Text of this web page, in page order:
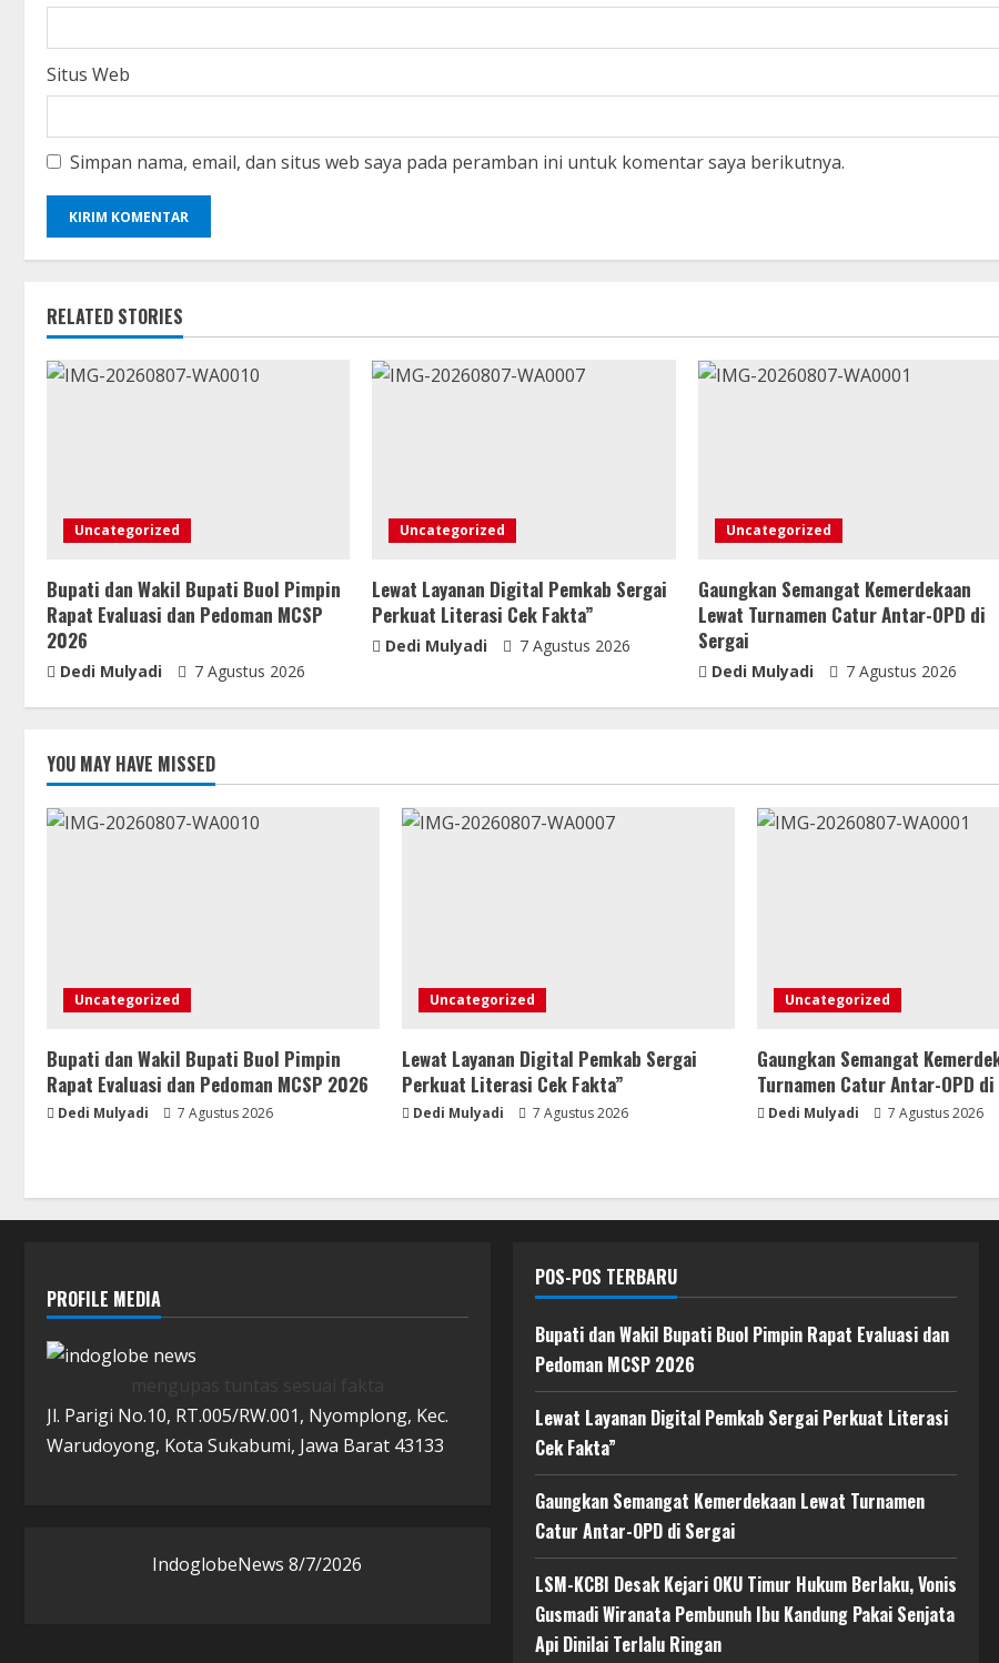
Situs Web
Simpan nama, email, dan situs web saya pada peramban ini untuk komentar saya berikutnya.
RELATED STORIES
Uncategorized
Bupati dan Wakil Bupati Buol Pimpin
Rapat Evaluasi dan Pedoman MCSP
2026
Dedi Mulyadi 7 Agustus 2026
Uncategorized
Lewat Layanan Digital Pemkab Sergai
Perkuat Literasi Cek Fakta”
Dedi Mulyadi 7 Agustus 2026
Uncategorized
Gaungkan Semangat Kemerdekaan
Lewat Turnamen Catur Antar-OPD di
Sergai
Dedi Mulyadi 7 Agustus 2026
YOU MAY HAVE MISSED
Uncategorized
Bupati dan Wakil Bupati Buol Pimpin
Rapat Evaluasi dan Pedoman MCSP 2026
Dedi Mulyadi 7 Agustus 2026
Uncategorized
Lewat Layanan Digital Pemkab Sergai
Perkuat Literasi Cek Fakta”
Dedi Mulyadi 7 Agustus 2026
Uncategorized
Gaungkan Semangat
Turnamen Catur Antar-OPD
Dedi Mulyadi 7 Agustus 2026
PROFILE MEDIA
Jl. Parigi No.10, RT.005/RW.001, Nyomplong, Kec.
Warudoyong, Kota Sukabumi, Jawa Barat 43133
IndoglobeNews8/7/2026
POS-POS TERBARU
Bupati dan Wakil Bupati Buol Pimpin Rapat Evaluasi dan
Pedoman MCSP 2026
Lewat Layanan Digital Pemkab Sergai Perkuat Literasi
Cek Fakta”
Gaungkan Semangat Kemerdekaan Lewat Turnamen
Catur Antar-OPD di Sergai
LSM-KCBI Desak Kejari OKU Timur Hukum Berlaku, Vonis
Gusmadi Wiranata Pembunuh Ibu Kandung Pakai Senjata
Api Dinilai Terlalu Ringan